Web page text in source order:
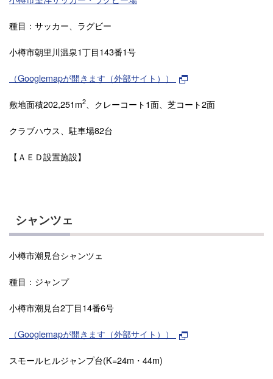
種目：サッカー、ラグビー
小樽市朝里川温泉1丁目143番1号
（Googlemapが開きます（外部サイト））
敷地面積202,251m2 、クレーコート1面、芝コート2面
クラブハウス、駐車場82台
【ＡＥＤ設置施設】
シャンツェ
小樽市潮見台シャンツェ
種目：ジャンプ
小樽市潮見台2丁目14番6号
（Googlemapが開きます（外部サイト））
スモールヒルジャンプ台(K=24m・44m)